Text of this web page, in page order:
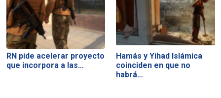
RN pide acelerar proyecto
que incorpora a las…
Hamás y Yihad Islámica
coinciden en que no
habrá…